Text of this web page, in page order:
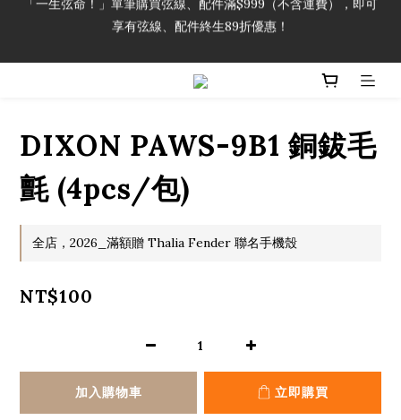
「一生弦命！」單筆購買弦線、配件滿$999（不含運費），即可
享有弦線、配件終生89折優惠！
享有弦線、配件終生89折優惠！
DIXON PAWS-9B1 銅鈸毛
氈 (4pcs/包)
全店，2026_滿額贈 Thalia Fender 聯名手機殼
NT$100
加入購物車 立即購買